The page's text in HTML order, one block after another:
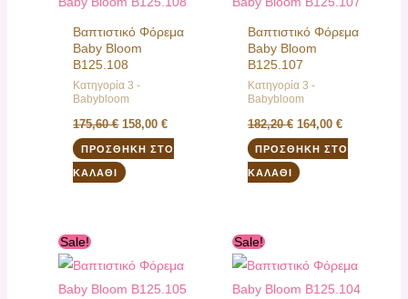
Βαπτιστικό Φόρεμα
Baby Bloom
B125.108
Κατηγορία 3 -
Babybloom
175,60€ 158,00€
158,00 €.
ΠΡΟΣΘΉΚΗ ΣΤΟ
ΚΑΛΆΘΙ
Βαπτιστικό Φόρεμα
Baby Bloom
B125.107
Κατηγορία 3 -
Babybloom
182,20€ 164,00 €
164,00 €.
ΠΡΟΣΘΉΚΗ ΣΤΟ
ΚΑΛΆΘΙ
Sale!
was:
τιμή
164,00 €.
Sale!
was:
τιμή
150,00 €.